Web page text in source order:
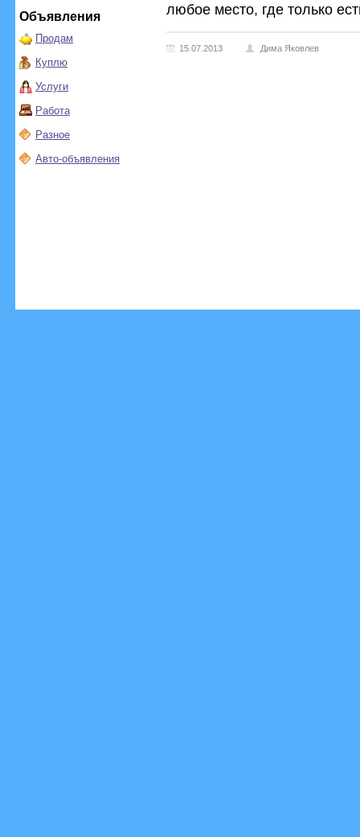
Объявления
Продам
Куплю
Услуги
Работа
Разное
Авто-объявления
любое место, где только
15.07.2013 Дима Яковлев